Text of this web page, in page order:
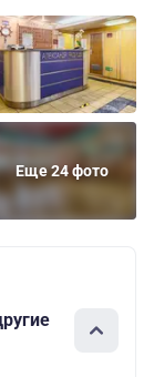
Еще 24 фото